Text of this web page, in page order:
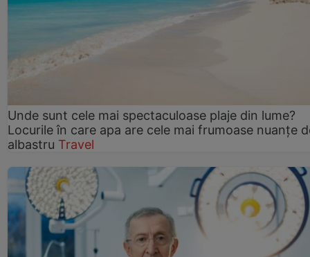
Unde sunt cele mai spectaculoase plaje din lume?
Locurile în care apa are cele mai frumoase nuanțe
albastru Travel